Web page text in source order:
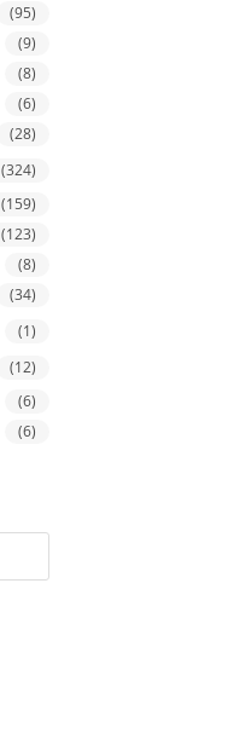
(95)
(9)
(8)
(6)
(28)
(324)
(159)
(123)
(8)
(34)
(1)
(12)
(6)
(6)